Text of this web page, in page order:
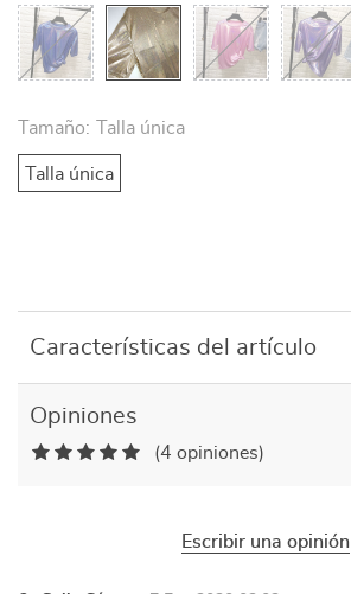
Tamaño: Talla única
Talla única
Características del artículo
Opiniones
(4 opiniones)
Escribir una opinión